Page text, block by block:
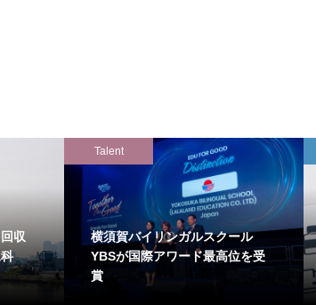
収
Talent
横須賀バイリンガルスクール
YBSが国際アワード最高位を受
賞